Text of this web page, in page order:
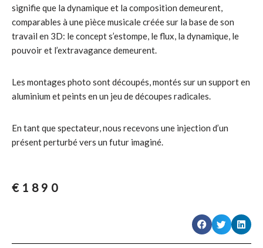
signifie que la dynamique et la composition demeurent,
comparables à une pièce musicale créée sur la base de son
travail en 3D: le concept s’estompe, le flux, la dynamique, le
pouvoir et l’extravagance demeurent.
Les montages photo sont découpés, montés sur un support en
aluminium et peints en un jeu de découpes radicales.
En tant que spectateur, nous recevons une injection d’un
présent perturbé vers un futur imaginé.
€ 1890